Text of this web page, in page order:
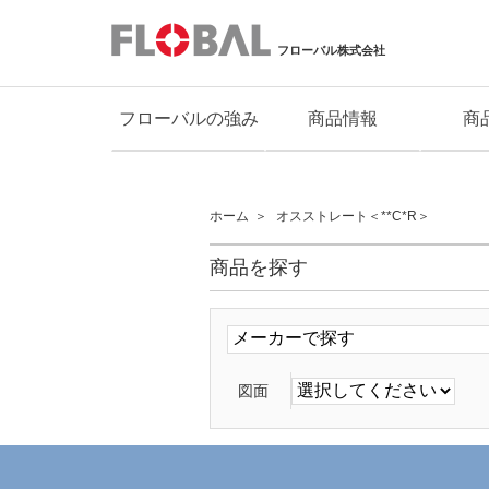
フローバル株式会社
フローバルの強み 商品情報 商
ホーム オスストレート＜**C*R＞
商品を探す
図面